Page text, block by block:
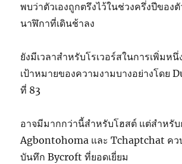
พบว่าตัวเองถูกตรึงไว้ในช่วงครึ่งปีของ
นาฬิกาที่เดินช้าลง
ยังมีเวลาสำหรับโรเวอร์สในการเพิ่มห
เป้าหมายของความงามบางอย่างโดย
ที่ 83
อาจมีมากกว่านี้สำหรับโฮสต์ แต่สำหรั
Agbontohoma และ Tchaptchat คว
บันทึก Bycroft ที่ยอดเยี่ยม